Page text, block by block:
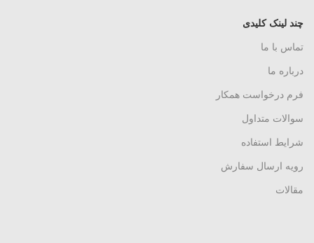
چند لینک کلیدی
تماس با ما
درباره ما
فرم درخواست همکار
سوالات متداول
شرایط استفاده
رویه ارسال سفارش
مقالات